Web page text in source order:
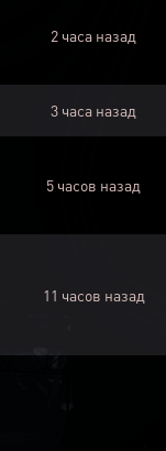
2 часа назад
3 часа назад
5 часов назад
11 часов назад